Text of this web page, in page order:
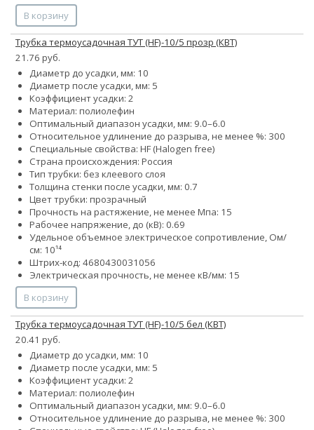
В корзину
Трубка термоусадочная ТУТ (HF)-10/5 прозр (КВТ)
21.76 руб.
Диаметр до усадки, мм: 10
Диаметр после усадки, мм: 5
Коэффициент усадки: 2
Материал: полиолефин
Оптимальный диапазон усадки, мм: 9.0–6.0
Относительное удлинение до разрыва, не менее %: 300
Специальные свойства: HF (Halogen free)
Страна происхождения: Россия
Тип трубки: без клеевого слоя
Толщина стенки после усадки, мм: 0.7
Цвет трубки: прозрачный
Прочность на растяжение, не менее Мпа: 15
Рабочее напряжение, до (кВ): 0.69
Удельное объемное электрическое сопротивление, Ом/
см: 10¹⁴
Штрих-код: 4680430031056
Электрическая прочность, не менее кВ/мм: 15
В корзину
Трубка термоусадочная ТУТ (HF)-10/5 бел (КВТ)
20.41 руб.
Диаметр до усадки, мм: 10
Диаметр после усадки, мм: 5
Коэффициент усадки: 2
Материал: полиолефин
Оптимальный диапазон усадки, мм: 9.0–6.0
Относительное удлинение до разрыва, не менее %: 300